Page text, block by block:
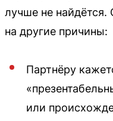
лучше не найдётся.
на другие причины:
Партнёру
или